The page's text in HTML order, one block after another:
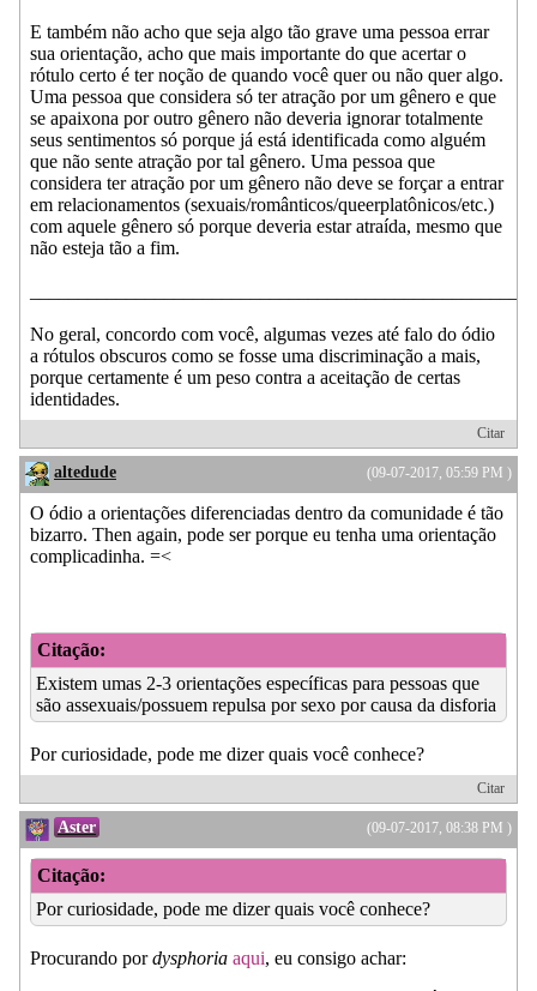
E também não acho que seja algo tão grave uma pessoa errar
sua orientação, acho que mais importante do que acertar o
rótulo certo é ter noção de quando você quer ou não quer algo.
Uma pessoa que considera só ter atração por um gênero e que
se apaixona por outro gênero não deveria ignorar totalmente
seus sentimentos só porque já está identificada como alguém
que não sente atração por tal gênero. Uma pessoa que
considera ter atração por um gênero não deve se forçar a entrar
em relacionamentos (sexuais/românticos/queerplatônicos/etc.)
com aquele gênero só porque deveria estar atraída, mesmo que
não esteja tão a fim.
No geral, concordo com você, algumas vezes até falo do ódio
a rótulos obscuros como se fosse uma discriminação a mais,
porque certamente é um peso contra a aceitação de certas
identidades.
Citar
(09-07-2017, 05:59 PM )
altedude
O ódio a orientações diferenciadas dentro da comunidade é tão
bizarro. Then again, pode ser porque eu tenha uma orientação
complicadinha. =<
Citação:
Existem umas 2-3 orientações específicas para pessoas que
são assexuais/possuem repulsa por sexo por causa da disforia
Por curiosidade, pode me dizer quais você conhece?
Citar
(09-07-2017, 08:38 PM )
Aster
Citação:
Por curiosidade, pode me dizer quais você conhece?
Procurando pordysphoria aqui, eu consigo achar: